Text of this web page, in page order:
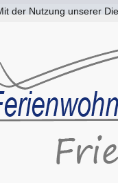
der Nutzung unserer